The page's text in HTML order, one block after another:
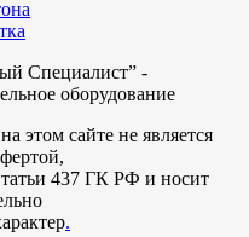
Специалист” -
оборудование
этом сайте не является
437 ГК РФ и носит
.